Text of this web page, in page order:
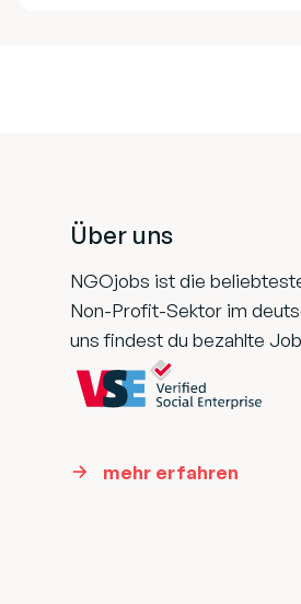
Über uns
NGOjobs ist die
Non-Profit-Sektor im
uns findest du bezahlte
mehr erfahren